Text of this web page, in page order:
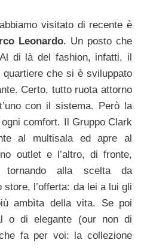
visitato di recente è
Leonardo. Un posto che
di là del fashion, infatti, il
che si è sviluppato
Certo, tutto ruota attorno
con il sistema. Però la
comfort. Il Gruppo Clark
al multisala ed apre al
outlet e l’altro, di fronte,
tornando alla scelta da
store, l’offerta: da lei a lui gli
ambìta della vita. Se poi
o di elegante (our non di
fa per voi: la collezione